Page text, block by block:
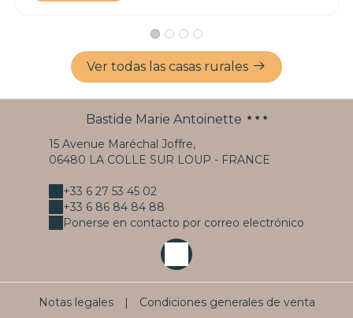
Ver todas las casas rurales
Bastide Marie Antoinette
15 Avenue Maréchal Joffre,
06480 LA COLLE SUR LOUP - FRANCE
+33 6 27 53 45 02
+33 6 86 84 84 88
Ponerse en contacto por correo electrónico
Notas legales | Condiciones generales de venta